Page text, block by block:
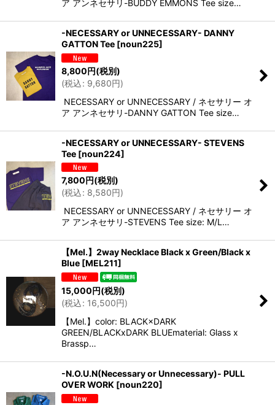
ア アンネセサリ-BUDDY EMMONS Tee size…
-NECESSARY or UNNECESSARY- DANNY
GATTON Tee [noun225]
8,800円(税別)
(税込: 9,680円)
NECESSARY or UNNECESSARY / ネセサリー オ
ア アンネセサリ-DANNY GATTON Tee size…
-NECESSARY or UNNECESSARY- STEVENS
Tee [noun224]
7,800円(税別)
(税込: 8,580円)
NECESSARY or UNNECESSARY / ネセサリー オ
ア アンネセサリ-STEVENS Tee size: M/L…
【Mel.】2way Necklace Black x Green/Black x
Blue [MEL211]
15,000円(税別)
(税込: 16,500円)
【Mel.】color: BLACK×DARK
GREEN/BLACKxDARK BLUEmaterial: Glass x
Brassp…
-N.O.U.N(Necessary or Unnecessary)- PULL
OVER WORK [noun220]